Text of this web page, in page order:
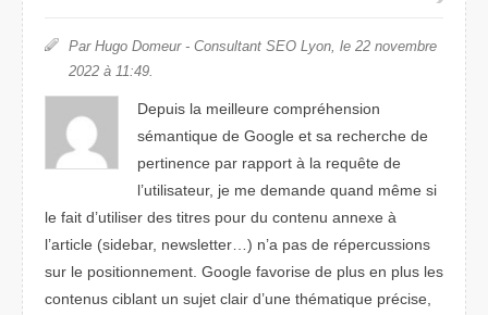
Par Hugo Domeur - Consultant SEO Lyon, le 22 novembre
2022 à 11:49.
Depuis la meilleure compréhension
sémantique de Google et sa recherche de
pertinence par rapport à la requête de
l’utilisateur, je me demande quand même si
le fait d’utiliser des titres pour du contenu annexe à
l’article (sidebar, newsletter…) n’a pas de répercussions
sur le positionnement. Google favorise de plus en plus les
contenus ciblant un sujet clair d’une thématique précise,